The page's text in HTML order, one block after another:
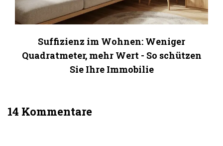
Suffizienz im Wohnen: Weniger
Quadratmeter, mehr Wert - So schützen
Sie Ihre Immobilie
14 Kommentare